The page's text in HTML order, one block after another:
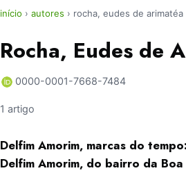
início › autores › rocha, eudes de arimatéa
Rocha, Eudes de
0000-0001-7668-7484
1 artigo
Delfim Amorim, marcas do
Delfim Amorim, do bairro da Boa